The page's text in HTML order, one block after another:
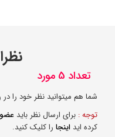
تعداد 5 مورد
شما هم میتوانید نظر خود را در
توجه : برای ارسال نظر باید
کرده اید اینجا را کلیک کنید.